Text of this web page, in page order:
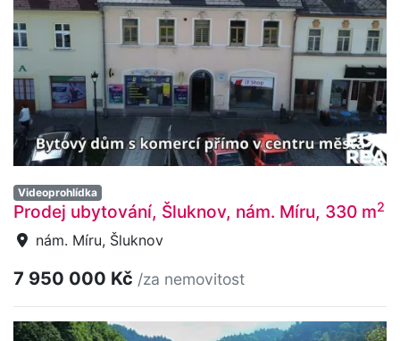
Videoprohlídka
Prodej ubytování, Šluknov, nám. Míru, 330 m2
nám. Míru, Šluknov
7 950 000 Kč /za nemovitost